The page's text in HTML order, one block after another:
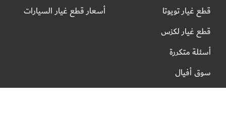
قطع غيار تويوتا
قطع غيار لكزس
أسئلة متكررة
سوق أفيال
أسعار قطع غيار السيارات